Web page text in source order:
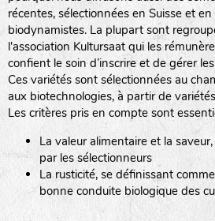
récentes, sélectionnées en Suisse et
biodynamistes. La plupart sont
l'association Kultursaat qui les
confient le soin d’inscrire et de gérer
Ces variétés sont sélectionnées au
aux biotechnologies, à partir de
Les critères pris en compte sont
La valeur alimentaire et la
par les sélectionneurs
La rusticité, se définissant
bonne conduite biologique des
GRAINE DEL PAÏS (GDP)
www.grainesdelpais.com
JARDIN EN’VIE (JEV)
LA BOITE A GRAINES (LBAG)
M: Moyen calibre
P: Petit calibre
Légumes feuilles
Légumes racines
Plantes aromatiques